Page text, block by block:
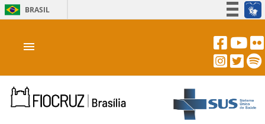
BRASIL
Acesso à informação
Canais
menu